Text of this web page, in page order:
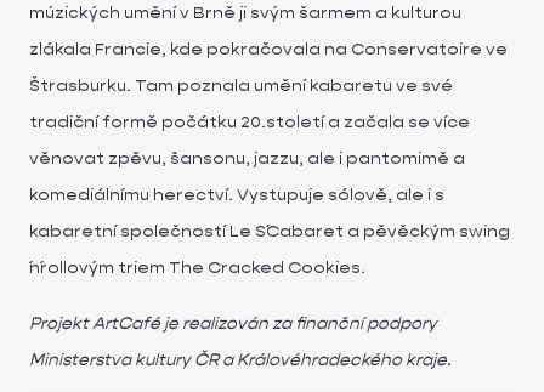
múzických umění v Brně ji svým šarmem a kulturou
zlákala Francie, kde pokračovala na Conservatoire ve
Štrasburku. Tam poznala umění kabaretu ve své
tradiční formě počátku 20.století a začala se více
věnovat zpěvu, šansonu, jazzu, ale i pantomimě a
komediálnímu herectví. Vystupuje sólově, ale i s
kabaretní společností Le S´Cabaret a pěvěckým swing
´n´rollovým triem The Cracked Cookies.
Projekt ArtCafé je realizován za finanční podpory
Ministerstva kultury ČR a Královéhradeckého kraje.